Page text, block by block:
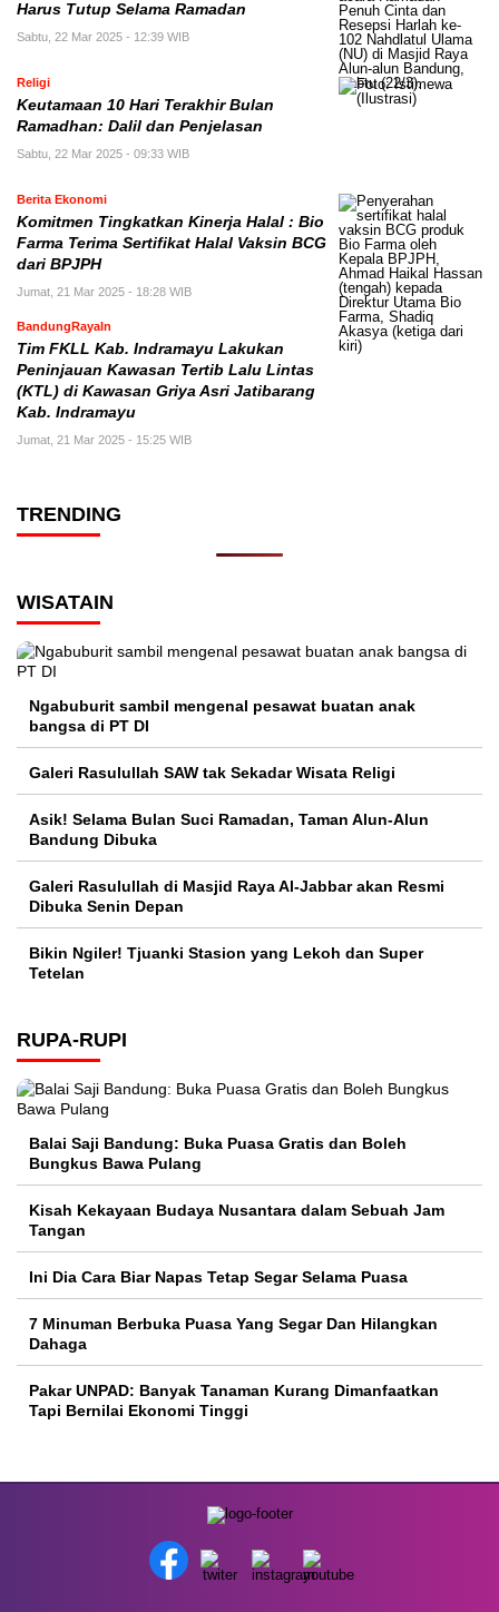
Harus Tutup Selama Ramadan
Sabtu, 22 Mar 2025 - 12:39 WIB
Religi
Keutamaan 10 Hari Terakhir Bulan
Ramadhan: Dalil dan Penjelasan
Sabtu, 22 Mar 2025 - 09:33 WIB
Berita Ekonomi
Komitmen Tingkatkan Kinerja Halal : Bio
Farma Terima Sertifikat Halal Vaksin BCG
dari BPJPH
Jumat, 21 Mar 2025 - 18:28 WIB
BandungRayaIn
Tim FKLL Kab. Indramayu Lakukan
Peninjauan Kawasan Tertib Lalu Lintas
(KTL) di Kawasan Griya Asri Jatibarang
Kab. Indramayu
Jumat, 21 Mar 2025 - 15:25 WIB
TRENDING
WISATAIN
Ngabuburit sambil mengenal pesawat buatan anak
bangsa di PT DI
Galeri Rasulullah SAW tak Sekadar Wisata Religi
Asik! Selama Bulan Suci Ramadan, Taman Alun-Alun
Bandung Dibuka
Galeri Rasulullah di Masjid Raya Al-Jabbar akan Resmi
Dibuka Senin Depan
Bikin Ngiler! Tjuanki Stasion yang Lekoh dan Super
Tetelan
RUPA-RUPI
Balai Saji Bandung: Buka Puasa Gratis dan Boleh
Bungkus Bawa Pulang
Kisah Kekayaan Budaya Nusantara dalam Sebuah Jam
Tangan
Ini Dia Cara Biar Napas Tetap Segar Selama Puasa
7 Minuman Berbuka Puasa Yang Segar Dan Hilangkan
Dahaga
Pakar UNPAD: Banyak Tanaman Kurang Dimanfaatkan
Tapi Bernilai Ekonomi Tinggi